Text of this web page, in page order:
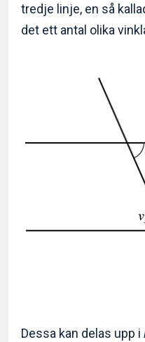
tredje linje, en så
det ett antal olika
Dessa kan delas upp i